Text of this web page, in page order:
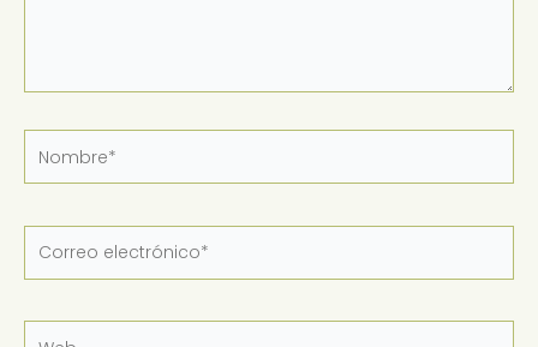
electrónico*